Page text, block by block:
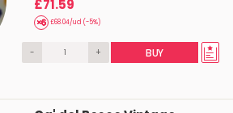
£71.59
£68.04/ud (-5%)
- + BUY